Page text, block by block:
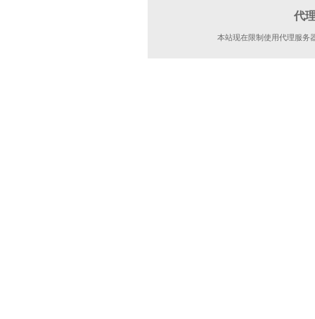
代
本站现在限制使用代理服务